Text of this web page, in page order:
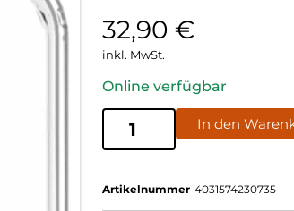
32,90 €
inkl. MwSt.
Online verfügbar
In den
Artikelnummer 4031574230735